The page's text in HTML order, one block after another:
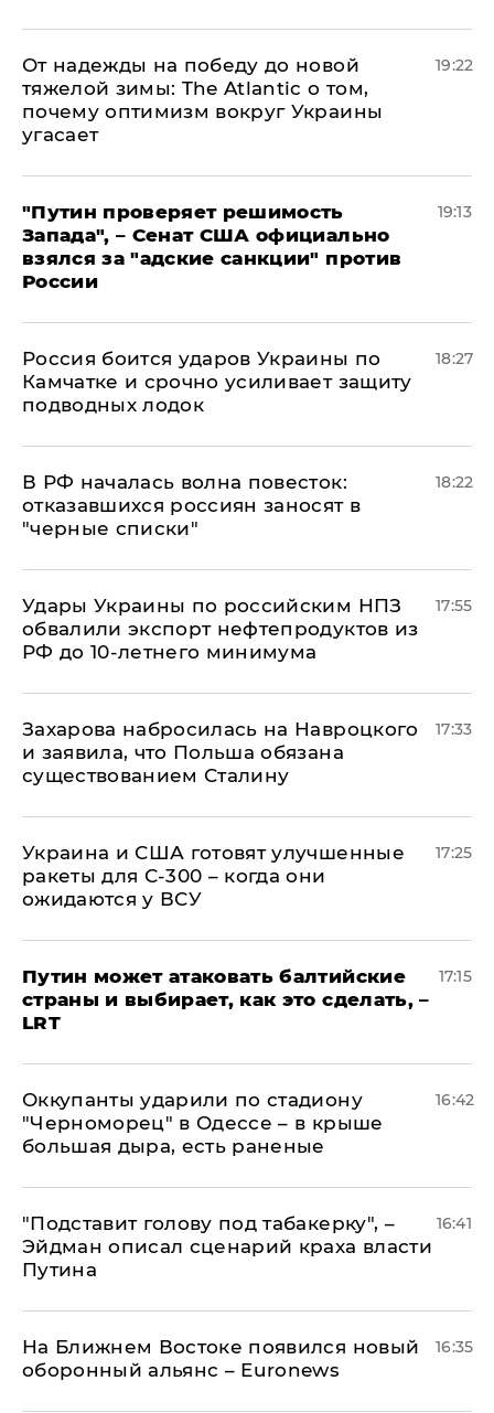
От надежды на победу до новой
тяжелой зимы: The Atlantic о том,
почему оптимизм вокруг Украины
угасает
19:22
"Путин проверяет решимость
Запада", – Сенат США официально
взялся за "адские санкции" против
России
19:13
Россия боится ударов Украины по
Камчатке и срочно усиливает защиту
подводных лодок
18:27
​В РФ началась волна повесток:
отказавшихся россиян заносят в
"черные списки"
18:22
Удары Украины по российским НПЗ
обвалили экспорт нефтепродуктов из
РФ до 10-летнего минимума
17:55
​Захарова набросилась на Навроцкого
и заявила, что Польша обязана
существованием Сталину
17:33
Украина и США готовят улучшенные
ракеты для С-300 – когда они
ожидаются у ВСУ
17:25
Путин может атаковать балтийские
страны и выбирает, как это сделать, –
LRT
17:15
Оккупанты ударили по стадиону
"Черноморец" в Одессе – в крыше
большая дыра, есть раненые
16:42
​"Подставит голову под табакерку", –
Эйдман описал сценарий краха власти
Путина
16:41
На Ближнем Востоке появился новый
оборонный альянс – Euronews
16:35